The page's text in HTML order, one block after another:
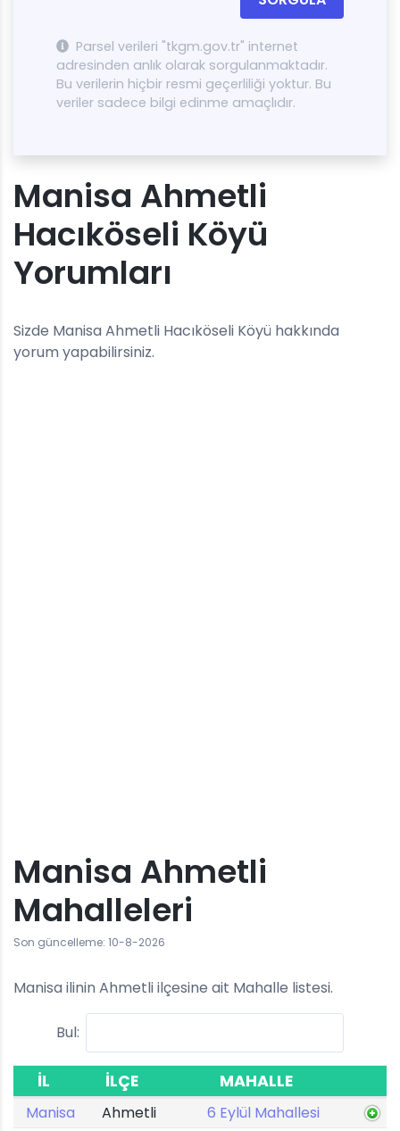
Parsel verileri "tkgm.gov.tr" internet
adresinden anlık olarak sorgulanmaktadır.
Bu verilerin hiçbir resmi geçerliliği yoktur. Bu
veriler sadece bilgi edinme amaçlıdır.
Manisa Ahmetli
Hacıköseli Köyü
Yorumları
Sizde Manisa Ahmetli Hacıköseli Köyü hakkında
yorum yapabilirsiniz.
Manisa Ahmetli
Mahalleleri
Son güncelleme: 10-8-2026
Manisa ilinin Ahmetli ilçesine ait Mahalle listesi.
Bul:
İL İLÇE MAHALLE
Manisa Ahmetli
6 Eylül Mahallesi